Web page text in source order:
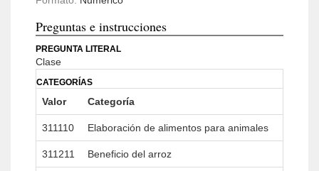
Preguntas e instrucciones
PREGUNTA LITERAL
Clase
CATEGORÍAS
Valor Categoría
311110 Elaboración de alimentos para animales
311211 Beneficio del arroz